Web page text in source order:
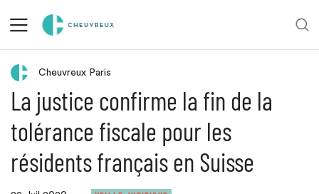
Retour aux actualités
Cheuvreux Paris
La justice confirme la fin de la
tolérance fiscale pour les
résidents français en Suisse